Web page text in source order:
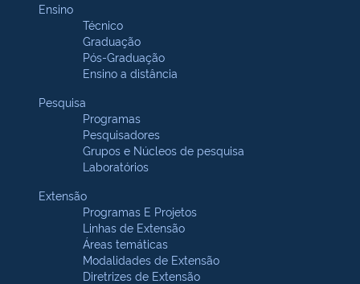
Ensino
Técnico
Graduação
Pós-Graduação
Ensino a distância
Pesquisa
Programas
Pesquisadores
Grupos e Núcleos de pesquisa
Laboratórios
Extensão
Programas E Projetos
Linhas de Extensão
Áreas temáticas
Modalidades de Extensão
Diretrizes de Extensão